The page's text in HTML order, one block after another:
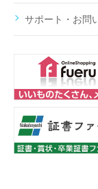
サポート・お問